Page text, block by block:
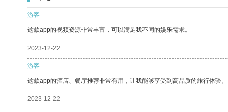
游客
这款app的视频资源非常丰富，可以满足我不同的娱乐需求。
2023-12-22
游客
这款app的酒店、餐厅推荐非常有用，让我能够享受到高品质的旅行体验。
2023-12-22